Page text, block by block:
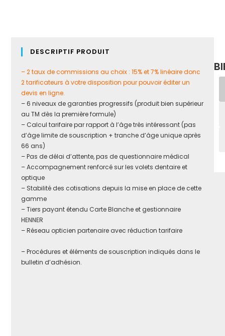
DESCRIPTIF PRODUIT
– 2 taux de commissions au choix : 15% et 7% linéaire donc
2 tarificateurs à votre disposition pour pouvoir éditer un
devis en ligne.
– 6 niveaux de garanties progressifs (produit bien supérieur
au TM dès la première formule)
– Calcul tarifaire par rapport à l’âge très intéressant (pas
d’âge limite de souscription + tranche d’âge unique après
66 ans)
– Pas de délai d’attente, pas de questionnaire médical
– Accompagnement renforcé sur les volets dentaire et
optique
– Stabilité des cotisations depuis la mise en place de cette
gamme
– Tiers payant étendu Carte Blanche et gestionnaire
HENNER
– Réseau opticien partenaire avec réduction tarifaire
– Procédures et éléments de souscription indiqués dans le
bulletin d’adhésion.